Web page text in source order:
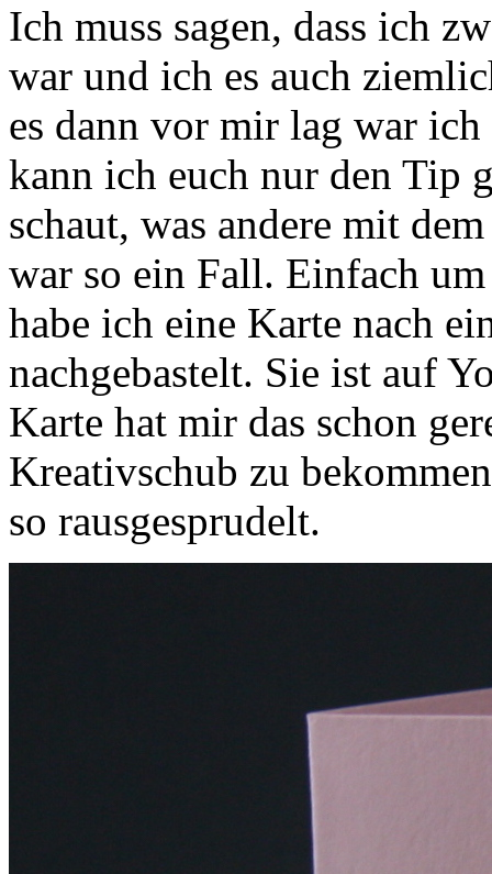
Ich muss sagen, dass ich
war und ich es auch
es dann vor mir lag war
kann ich euch nur den Tip
schaut, was andere mit
war so ein Fall. Einfach
habe ich eine Karte nach
nachgebastelt. Sie ist auf
Karte hat mir das schon
Kreativschub zu
so rausgesprudelt.